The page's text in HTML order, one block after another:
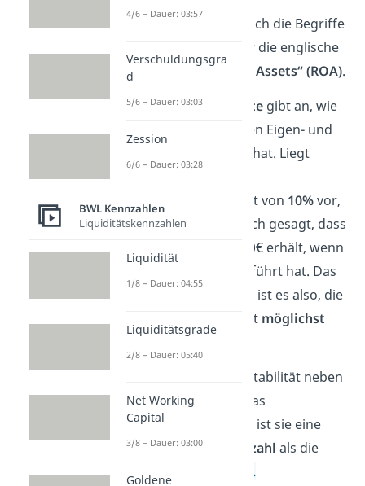
Verwenden kannst du auch die Begriffe
oder die englische
Bezeichnung
„Return on Assets“ (ROA).
Die
Gesamtkapitalrenditegibt an, wie
effizient ein Unternehmen Eigen- und
Fremdkapital eingesetzt hat. Liegt
beispielsweise eine
Gesamtkapitalrentabilität von 10%vor,
dann bedeutet das einfach gesagt, dass
das Unternehmen 10.000€ erhält, wenn
es 100.000€ Kapital zugeführt hat. Das
Ziel eines Unternehmens ist es also, die
Gesamtkapitalrentabilität möglichst
zu halten.
Da die Gesamtkapitalrentabilität neben
dem Eigenkapital auch das
Fremdkapital betrachtet, ist sie eine
aussagekräftigere Kennzahl als die
Eigenkapitalrentabilität.
4/6 – Dauer: 03:57
Verschuldungsgra
d
5/6 – Dauer: 03:03
Zession
6/6 – Dauer: 03:28
BWL Kennzahlen
Liquiditätskennzahlen
Liquidität
1/8 – Dauer: 04:55
Liquiditätsgrade
2/8 – Dauer: 05:40
Net Working
Capital
3/8 – Dauer: 03:00
Goldene